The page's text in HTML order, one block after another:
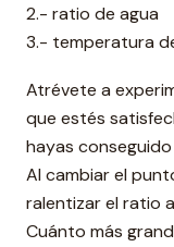
2.- ratio de agua
3.- temperatura
Atrévete a
que estés
hayas
Al cambiar el
ralentizar el ratio
Cuánto más